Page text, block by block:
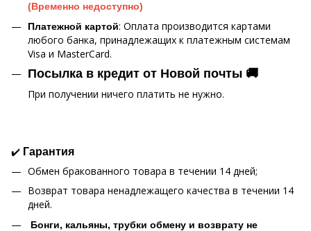
(Временно недоступно)
Платежной картой: Оплата производится картами
любого банка, принадлежащих к платежным системам
Visa и MasterCard.
Посылка в кредит от Новой почты 🚚
При получении ничего платить не нужно.
✔️ Гарантия
Обмен бракованного товара в течении 14 дней;
Возврат товара ненадлежащего качества в течении 14
дней.
Бонги, кальяны, трубки обмену и возврату не